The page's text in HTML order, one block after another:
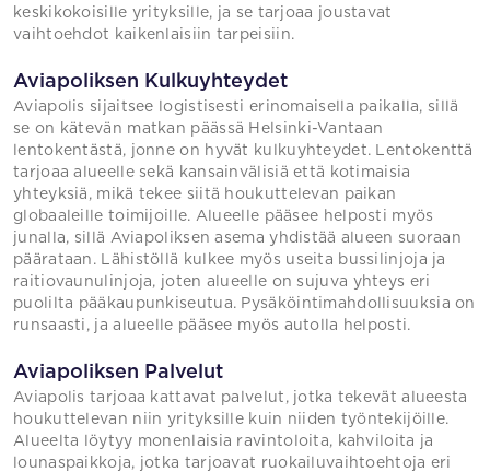
keskikokoisille yrityksille, ja se tarjoaa joustavat
vaihtoehdot kaikenlaisiin tarpeisiin.
Aviapoliksen Kulkuyhteydet
Aviapolis sijaitsee logistisesti erinomaisella paikalla, sillä
se on kätevän matkan päässä Helsinki-Vantaan
lentokentästä, jonne on hyvät kulkuyhteydet. Lentokenttä
tarjoaa alueelle sekä kansainvälisiä että kotimaisia
yhteyksiä, mikä tekee siitä houkuttelevan paikan
globaaleille toimijoille. Alueelle pääsee helposti myös
junalla, sillä Aviapoliksen asema yhdistää alueen suoraan
päärataan. Lähistöllä kulkee myös useita bussilinjoja ja
raitiovaunulinjoja, joten alueelle on sujuva yhteys eri
puolilta pääkaupunkiseutua. Pysäköintimahdollisuuksia on
runsaasti, ja alueelle pääsee myös autolla helposti.
Aviapoliksen Palvelut
Aviapolis tarjoaa kattavat palvelut, jotka tekevät alueesta
houkuttelevan niin yrityksille kuin niiden työntekijöille.
Alueelta löytyy monenlaisia ravintoloita, kahviloita ja
lounaspaikkoja, jotka tarjoavat ruokailuvaihtoehtoja eri